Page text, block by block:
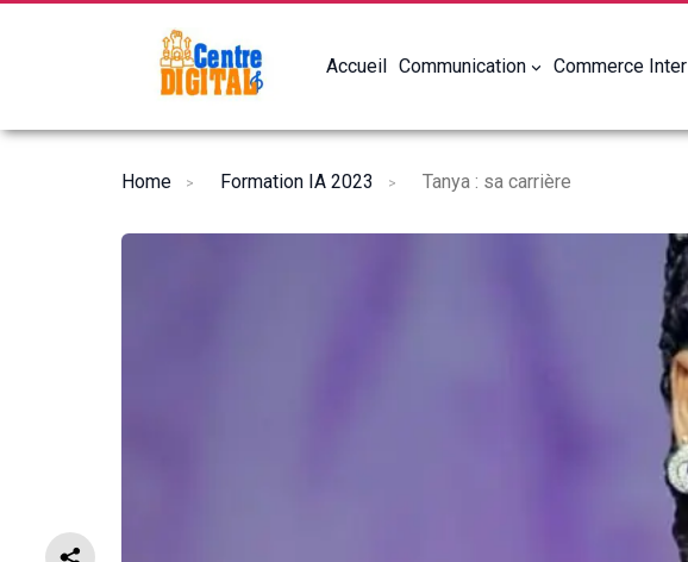
Accueil Communication Commerce Inter
Home Formation IA 2023 Tanya : sa carrière